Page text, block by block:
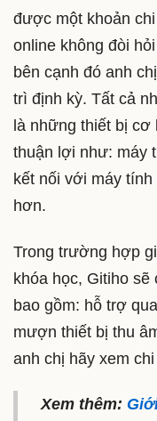
được một khoản
online không đòi
bên cạnh đó anh
trì định kỳ. Tất cả
là những thiết bị cơ
thuận lợi như: máy
kết nối với máy
hơn.
Trong trường hợp
khóa học, Gitiho sẽ
bao gồm: hỗ trợ
mượn thiết bị thu
anh chị hãy xem
Xem thêm: